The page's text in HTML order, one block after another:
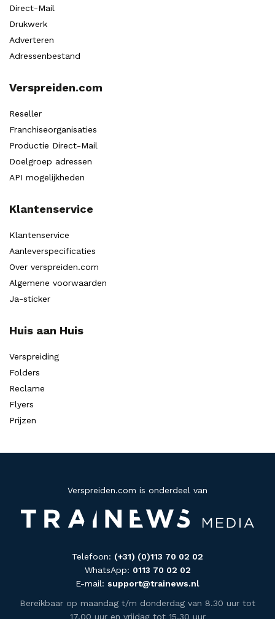
Direct-Mail
Drukwerk
Adverteren
Adressenbestand
Verspreiden.com
Reseller
Franchiseorganisaties
Productie Direct-Mail
Doelgroep adressen
API mogelijkheden
Klantenservice
Klantenservice
Aanleverspecificaties
Over verspreiden.com
Algemene voorwaarden
Ja-sticker
Huis aan Huis
Verspreiding
Folders
Reclame
Flyers
Prijzen
Verspreiden.com is onderdeel van
Telefoon: (+31) (0)113 70 02 02
WhatsApp: 0113 70 02 02
E-mail: support@trainews.nl
Bereikbaar op maandag t/m donderdag van 8.30 uur tot
17.00 uur en vrijdag tot 15.30 uur